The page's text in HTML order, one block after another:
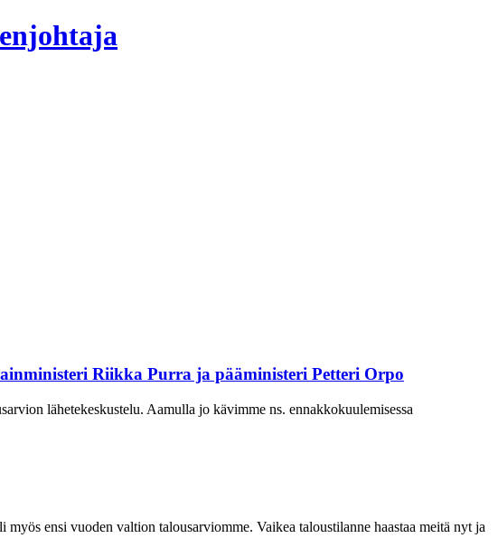
Riikka Purra ja pääministeri Petteri Orpo
lähetekeskustelu. Aamulla jo kävimme ns. ennakkokuulemisessa
ensi vuoden valtion talousarviomme. Vaikea taloustilanne haastaa meitä nyt ja